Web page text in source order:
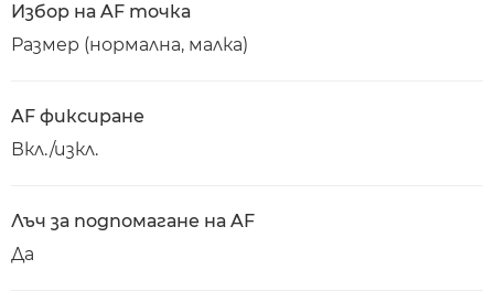
Избор на AF точка
Размер (нормална, малка)
AF фиксиране
Вкл./изкл.
Лъч за подпомагане на AF
Да